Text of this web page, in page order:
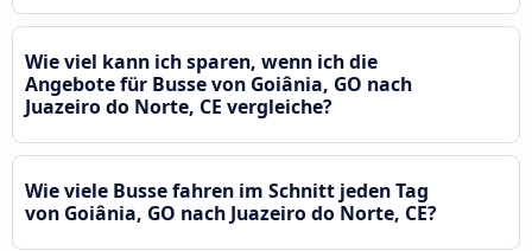
Wie viel kann ich sparen, wenn ich die
Angebote für Busse von Goiânia, GO nach
Juazeiro do Norte, CE vergleiche?
Wie viele Busse fahren im Schnitt jeden Tag
von Goiânia, GO nach Juazeiro do Norte, CE?